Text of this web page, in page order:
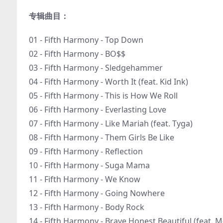
专辑曲目：
01 - Fifth Harmony - Top Down
02 - Fifth Harmony - BO$$
03 - Fifth Harmony - Sledgehammer
04 - Fifth Harmony - Worth It (feat. Kid Ink)
05 - Fifth Harmony - This is How We Roll
06 - Fifth Harmony - Everlasting Love
07 - Fifth Harmony - Like Mariah (feat. Tyga)
08 - Fifth Harmony - Them Girls Be Like
09 - Fifth Harmony - Reflection
10 - Fifth Harmony - Suga Mama
11 - Fifth Harmony - We Know
12 - Fifth Harmony - Going Nowhere
13 - Fifth Harmony - Body Rock